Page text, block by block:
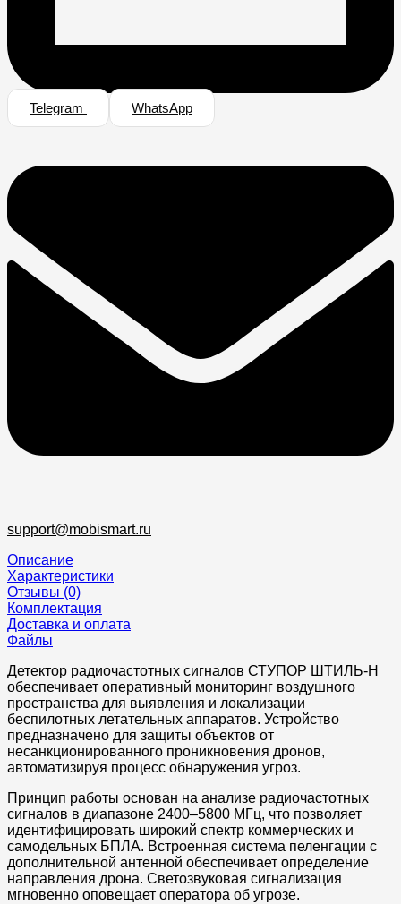
Telegram WhatsApp
support@mobismart.ru
Описание
Характеристики
Отзывы (0)
Комплектация
Доставка и оплата
Файлы
Детектор радиочастотных сигналов СТУПОР ШТИЛЬ-Н
обеспечивает оперативный мониторинг воздушного
пространства для выявления и локализации
беспилотных летательных аппаратов. Устройство
предназначено для защиты объектов от
несанкционированного проникновения дронов,
автоматизируя процесс обнаружения угроз.
Принцип работы основан на анализе радиочастотных
сигналов в диапазоне 2400–5800 МГц, что позволяет
идентифицировать широкий спектр коммерческих и
самодельных БПЛА. Встроенная система пеленгации с
дополнительной антенной обеспечивает определение
направления дрона. Светозвуковая сигнализация
мгновенно оповещает оператора об угрозе.